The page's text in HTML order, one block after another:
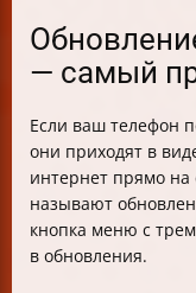
— самый
Если ваш телефон
они приходят в
интернет прямо
называют
кнопка меню с
в обновления.